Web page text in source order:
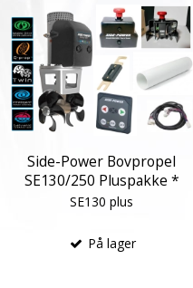
Side-Power Bovpropel
SE130/250 Pluspakke *
SE130 plus
På lager